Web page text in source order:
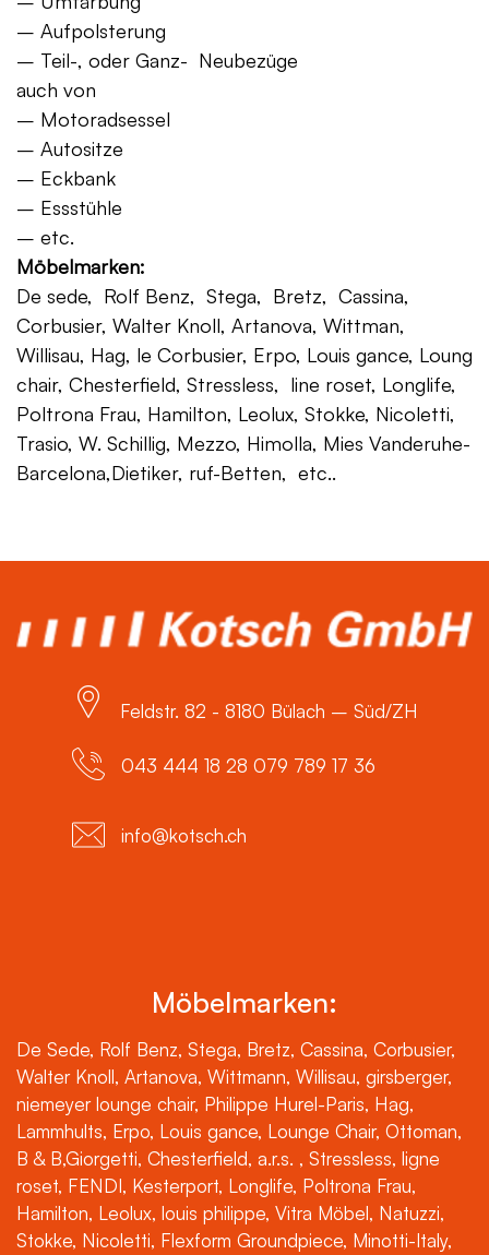
– Aufpolsterung
– Teil-, oder Ganz- Neubezüge
auch von
– Motoradsessel
– Autositze
– Eckbank
– Essstühle
– etc.
Möbelmarken:
De sede, Rolf Benz, Stega, Bretz, Cassina,
Corbusier, Walter Knoll, Artanova, Wittman,
Willisau, Hag, le Corbusier, Erpo, Louis gance, Loung
chair, Chesterfield, Stressless, line roset, Longlife,
Poltrona Frau, Hamilton, Leolux, Stokke, Nicoletti,
Trasio, W. Schillig, Mezzo, Himolla, Mies Vanderuhe-
Barcelona,Dietiker, ruf-Betten, etc..
Feldstr. 82 - 8180 Bülach – Süd/ZH
043 444 18 28 079 789 17 36
info@kotsch.ch
Möbelmarken:
De Sede, Rolf Benz, Stega, Bretz, Cassina, Corbusier,
Walter Knoll, Artanova, Wittmann, Willisau, girsberger,
niemeyer lounge chair, Philippe Hurel-Paris, Hag,
Lammhults, Erpo, Louis gance, Lounge Chair, Ottoman,
B & B,Giorgetti, Chesterfield, a.r.s. , Stressless, ligne
roset, FENDI, Kesterport, Longlife, Poltrona Frau,
Hamilton, Leolux, louis philippe, Vitra Möbel, Natuzzi,
Stokke, Nicoletti, Flexform Groundpiece, Minotti-Italy,